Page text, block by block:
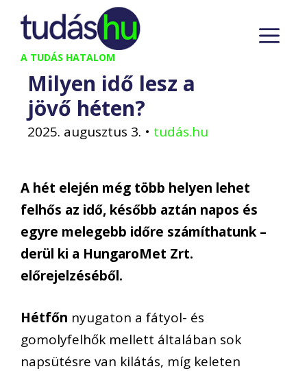
Kilépés
tartalomba
A TUDÁS HATALOM
Milyen idő lesz a
jövő héten?
2025. augusztus 3. • tudás.hu
A hét elején még több helyen lehet
felhős az idő, később aztán napos és
egyre melegebb időre számíthatunk –
derül ki a HungaroMet Zrt.
előrejelzéséből.
Hétfőn nyugaton a fátyol- és
gomolyfelhők mellett általában sok
napsütésre van kilátás, míg keleten